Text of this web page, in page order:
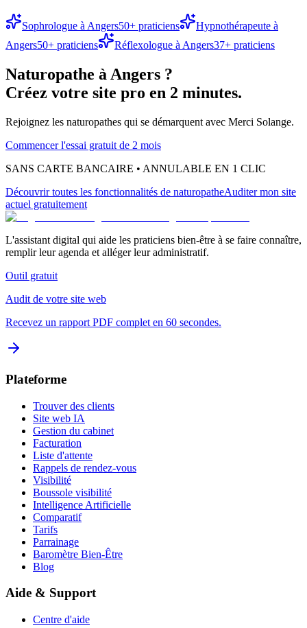
Sophrologue à Angers50+ praticiens Hypnothérapeute à
Angers50+ praticiens Réflexologue à Angers37+ praticiens
Naturopathe àAngers ?
Créez votre site pro en 2 minutes.
Rejoignez les naturopathes qui se démarquent avec Merci Solange.
Commencer l'essai gratuit de 2 mois
SANS CARTE BANCAIRE • ANNULABLE EN 1 CLIC
Découvrir toutes les fonctionnalités de naturopatheAuditer mon site
actuel gratuitement
L'assistant digital qui aide les praticiens bien-être à se faire connaître,
remplir leur agenda et alléger leur administratif.
Outil gratuit
Audit de votre site web
Recevez un rapport PDF complet en 60 secondes.
Plateforme
Trouver des clients
Site web IA
Gestion du cabinet
Facturation
Liste d'attente
Rappels de rendez-vous
Visibilité
Boussole visibilité
Intelligence Artificielle
Comparatif
Tarifs
Parrainage
Baromètre Bien-Être
Blog
Aide & Support
Centre d'aide